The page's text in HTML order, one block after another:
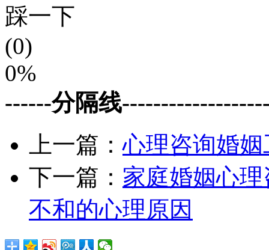
踩一下
(0)
0%
------分隔线
上一篇：心理咨询婚
下一篇： 家庭婚姻心
不和的心理原因